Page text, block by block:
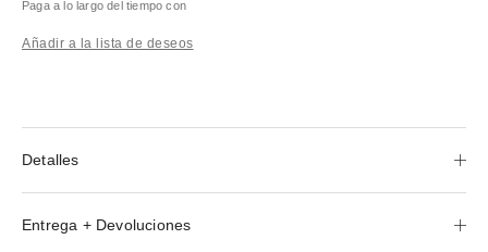
Paga a lo largo del tiempo con
Añadir a la lista de deseos
Detalles
Entrega + Devoluciones